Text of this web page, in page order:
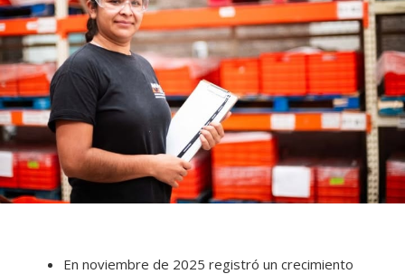
En noviembre de 2025 registró un crecimiento